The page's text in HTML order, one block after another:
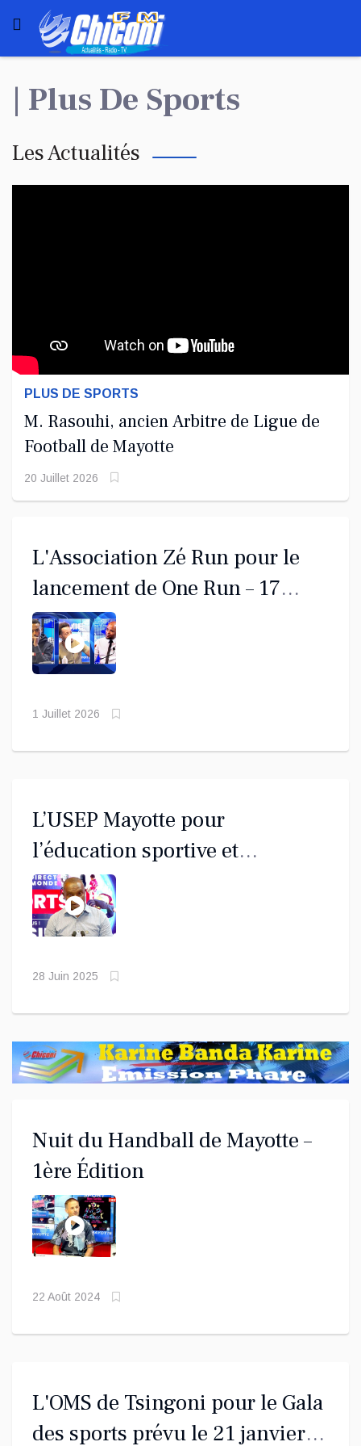
| Plus De Sports
Les Actualités
PLUS DE SPORTS
M. Rasouhi, ancien Arbitre de Ligue de
Football de Mayotte
20 Juillet 2026
L'Association Zé Run pour le
lancement de One Run – 17
Communes
1 Juillet 2026
L’USEP Mayotte pour
l’éducation sportive et
citoyenne des jeunes mahorais
28 Juin 2025
Nuit du Handball de Mayotte –
1ère Édition
22 Août 2024
L'OMS de Tsingoni pour le Gala
des sports prévu le 21 janvier